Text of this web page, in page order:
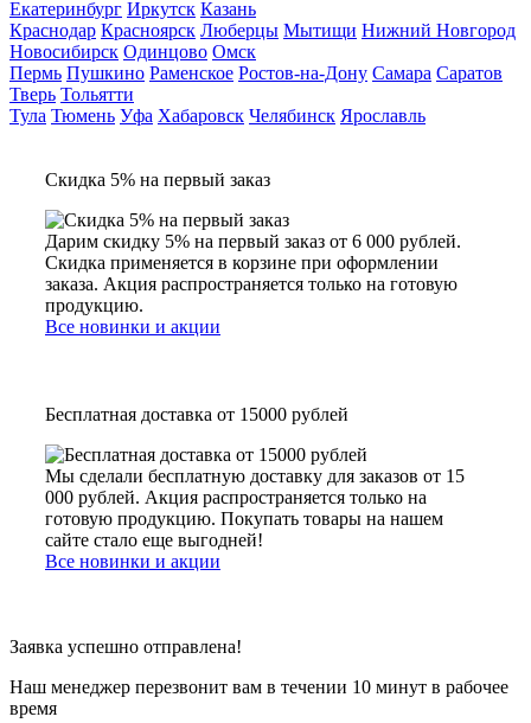
Екатеринбург Иркутск Казань
Краснодар Красноярск Люберцы Мытищи Нижний Новгород
Новосибирск Одинцово Омск
Пермь Пушкино Раменское Ростов-на-Дону Самара Саратов
Тверь Тольятти
Тула Тюмень Уфа Хабаровск Челябинск Ярославль
Скидка 5% на первый заказ
Дарим скидку 5% на первый заказ от 6 000 рублей.
Скидка применяется в корзине при оформлении
заказа. Акция распространяется только на готовую
продукцию.
Все новинки и акции
Бесплатная доставка от 15000 рублей
Мы сделали бесплатную доставку для заказов от 15
000 рублей. Акция распространяется только на
готовую продукцию. Покупать товары на нашем
сайте стало еще выгодней!
Все новинки и акции
Заявка успешно отправлена!
Наш менеджер перезвонит вам в течении 10 минут в рабочее
время